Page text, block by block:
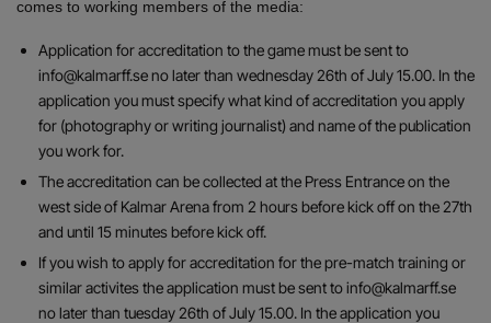
comes to working members of the media:
Application for accreditation to the game must be sent to
info@kalmarff.se no later than wednesday 26th of July 15.00. In the
application you must specify what kind of accreditation you apply
for (photography or writing journalist) and name of the publication
you work for.
The accreditation can be collected at the Press Entrance on the
west side of Kalmar Arena from 2 hours before kick off on the 27th
and until 15 minutes before kick off.
If you wish to apply for accreditation for the pre-match training or
similar activites the application must be sent to info@kalmarff.se
no later than tuesday 26th of July 15.00. In the application you